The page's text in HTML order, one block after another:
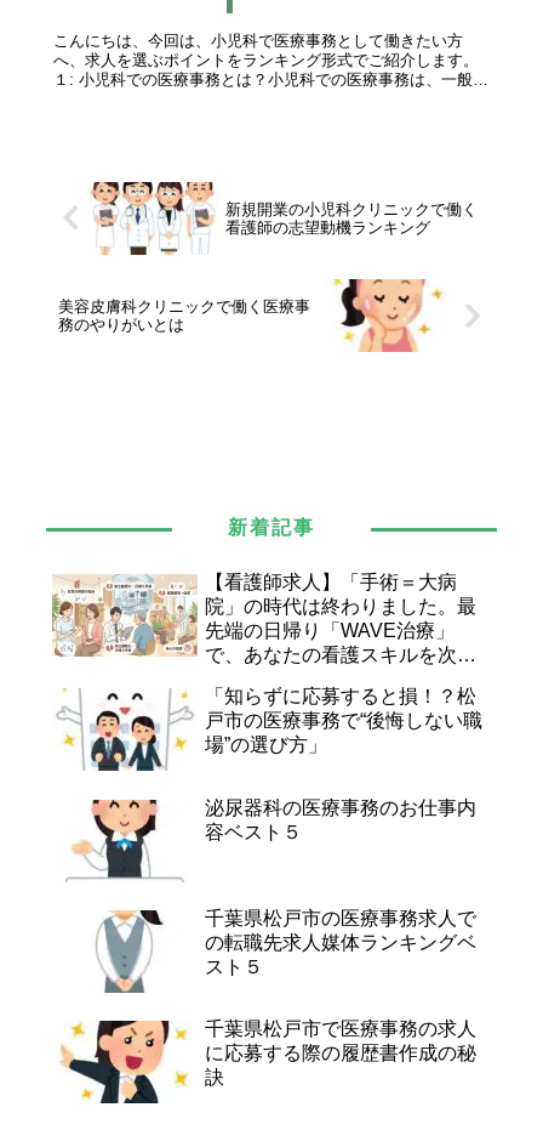
こんにちは、今回は、小児科で医療事務として働きたい方
へ、求人を選ぶポイントをランキング形式でご紹介します。
１: 小児科での医療事務とは？小児科での医療事務は、一般的
新規開業の小児科クリニックで働く
看護師の志望動機ランキング
美容皮膚科クリニックで働く医療事
務のやりがいとは
新着記事
【看護師求人】「手術＝大病
院」の時代は終わりました。最
先端の日帰り「WAVE治療」
で、あなたの看護スキルを次の
「知らずに応募すると損！？松
戸市の医療事務で“後悔しない職
場”の選び方」
泌尿器科の医療事務のお仕事内
容ベスト５
千葉県松戸市の医療事務求人で
の転職先求人媒体ランキングベ
スト５
千葉県松戸市で医療事務の求人
に応募する際の履歴書作成の秘
訣